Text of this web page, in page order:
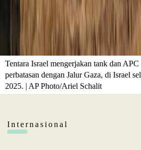
Tentara Israel mengerjakan tank dan
perbatasan dengan Jalur Gaza, di Israel
2025. | AP Photo/Ariel Schalit
Internasional